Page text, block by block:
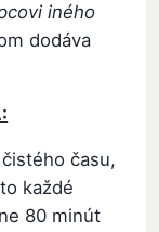
iného
dodáva
času,
každé
80 minút